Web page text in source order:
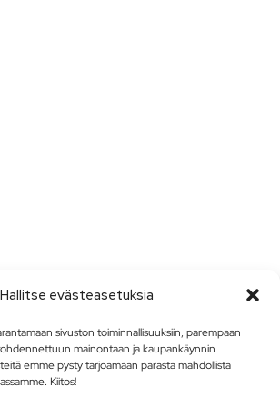
Hallitse evästeasetuksia
sivuston toiminnallisuuksiin, parempaan
mainontaan ja kaupankäynnin
emme pysty tarjoamaan parasta mahdollista
Kiitos!